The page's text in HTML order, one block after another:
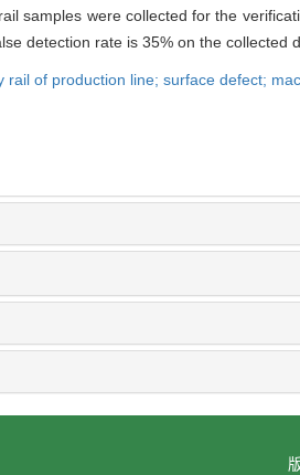
samples were collected for the
detection rate is 35% on the
rail of production line; surface defect;